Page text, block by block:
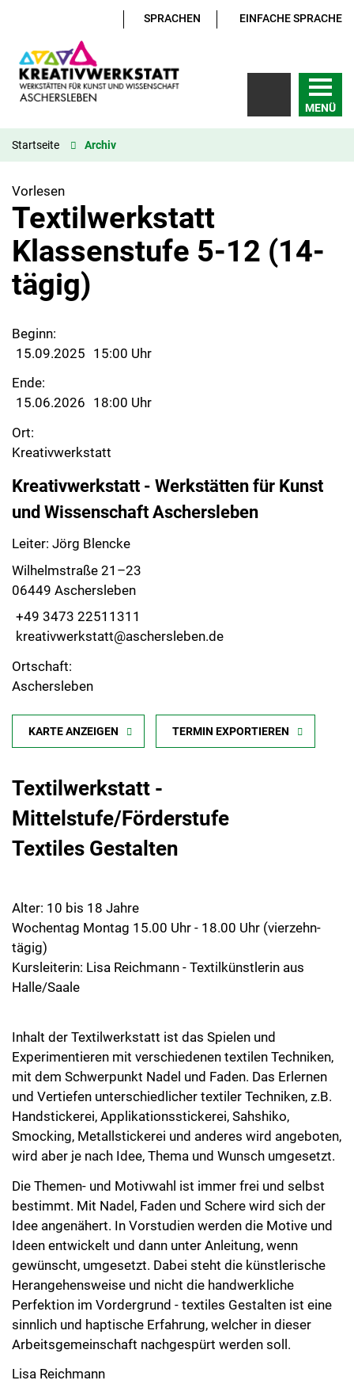
SPRACHEN EINFACHE SPRACHE
MENÜ
Startseite Archiv
Vorlesen
Textilwerkstatt
Klassenstufe 5-12 (14-
tägig)
Beginn:
15.09.2025 15:00 Uhr
Ende:
15.06.2026 18:00 Uhr
Ort:
Kreativwerkstatt
Kreativwerkstatt - Werkstätten für Kunst
und Wissenschaft Aschersleben
Leiter: Jörg Blencke
Wilhelmstraße 21–23
06449 Aschersleben
+49 3473 22511311
kreativwerkstatt@aschersleben.de
Ortschaft:
Aschersleben
KARTE ANZEIGEN TERMIN EXPORTIEREN
Textilwerkstatt -
Mittelstufe/Förderstufe
Textiles Gestalten
Alter: 10 bis 18 Jahre
Wochentag Montag 15.00 Uhr - 18.00 Uhr (vierzehn-
tägig)
Kursleiterin: Lisa Reichmann - Textilkünstlerin aus
Halle/Saale
Inhalt der Textilwerkstatt ist das Spielen und
Experimentieren mit verschiedenen textilen Techniken,
mit dem Schwerpunkt Nadel und Faden. Das Erlernen
und Vertiefen unterschiedlicher textiler Techniken, z.B.
Handstickerei, Applikationsstickerei, Sahshiko,
Smocking, Metallstickerei und anderes wird angeboten,
wird aber je nach Idee, Thema und Wunsch umgesetzt.
Die Themen- und Motivwahl ist immer frei und selbst
bestimmt. Mit Nadel, Faden und Schere wird sich der
Idee angenähert. In Vorstudien werden die Motive und
Ideen entwickelt und dann unter Anleitung, wenn
gewünscht, umgesetzt. Dabei steht die künstlerische
Herangehensweise und nicht die handwerkliche
Perfektion im Vordergrund - textiles Gestalten ist eine
sinnlich und haptische Erfahrung, welcher in dieser
Arbeitsgemeinschaft nachgespürt werden soll.
Lisa Reichmann